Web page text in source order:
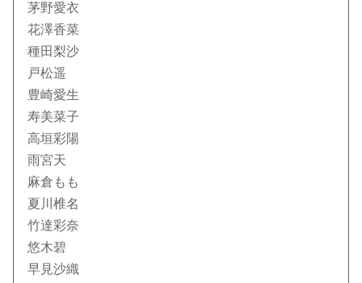
茅野愛衣
花澤香菜
種田梨沙
戸松遥
豊崎愛生
寿美菜子
高垣彩陽
雨宮天
麻倉もも
夏川椎名
竹達彩奈
悠木碧
早見沙織